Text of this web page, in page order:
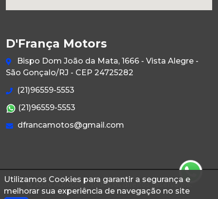
Utilizamos Cookies para garantir a segurança e
melhorar sua experiência de navegação no site
D'França Motors
Bispo Dom João da Mata, 1666 - Vista Alegre -
São Gonçalo/RJ - CEP 24725282
(21)96559-5553
(21)96559-5553
dfrancamotos@gmail.com
© 2026 Autoconf. Todos os direitos reservados.